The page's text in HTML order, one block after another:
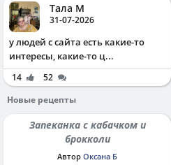
Тала М
31-07-2026
у людей с сайта есть какие-то
интересы, какие-то ц...
14
52
Новые рецепты
Запеканка с кабачком и
брокколи
Автор Оксана Б